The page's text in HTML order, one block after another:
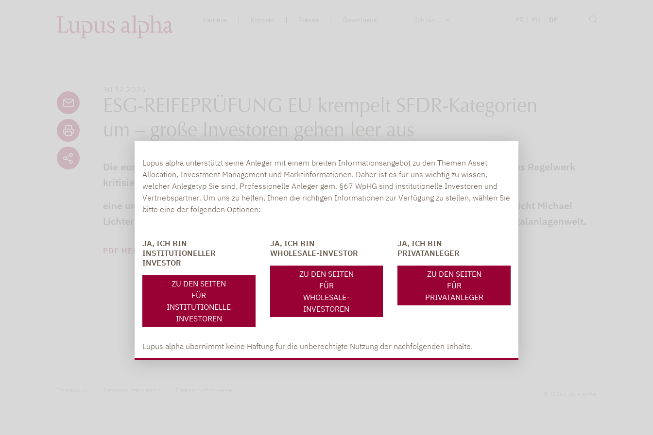
Karriere Kontakt Presse Downloads Ich bin ... FR EN DE
Lupus alpha unterstützt seine Anleger mit einem breiten Informationsangebot zu den Themen Asset
Allocation, Investment Management und Marktinformationen. Daher ist es für uns wichtig zu wissen,
welcher Anlegetyp Sie sind. Professionelle Anleger gem. §67 WpHG sind institutionelle Investoren und
Vertriebspartner. Um uns zu helfen, Ihnen die richtigen Informationen zur Verfügung zu stellen, wählen Sie
bitte eine der folgenden Optionen:
JA, ICH BIN
INSTITUTIONELLER
INVESTOR
ZU DEN SEITEN
FÜR
INSTITUTIONELLE
INVESTOREN
JA, ICH BIN
WHOLESALE-INVESTOR
ZU DEN SEITEN
FÜR
WHOLESALE-
INVESTOREN
JA, ICH BIN
PRIVATANLEGER
ZU DEN SEITEN
FÜR
PRIVATANLEGER
Lupus alpha übernimmt keine Haftung für die unberechtigte Nutzung der nachfolgenden Inhalte.
30.12.2025
ESG-REIFEPRÜFUNG EU krempelt SFDR-Kategorien
um – große Investoren gehen leer aus
Die europäische ESG-Regulierung steht vor einem Wendepunkt. Was jahrelang als komplexes Regelwerk
kritisiert wurde, erfährt in diesem Jahr
eine umfassende Reform. In diesem Artikel des Private Banking Magazin vom Dezember spricht Michael
Lichter über die ESG-Entwicklung und die Relevanz von Nachhaltigkeitskriterien in der Kapitalanlagenwelt.
PDF HERUNTERLADEN (67 KB)